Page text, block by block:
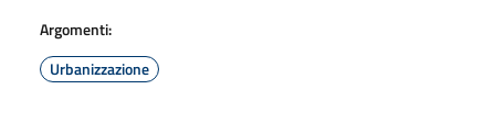
Argomenti:
Urbanizzazione